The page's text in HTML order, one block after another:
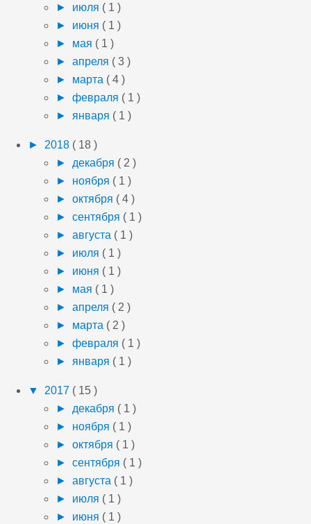
► июля ( 1 )
► июня ( 1 )
► мая ( 1 )
► апреля ( 3 )
► марта ( 4 )
► февраля ( 1 )
► января ( 1 )
► 2018 ( 18 )
► декабря ( 2 )
► ноября ( 1 )
► октября ( 4 )
► сентября ( 1 )
► августа ( 1 )
► июля ( 1 )
► июня ( 1 )
► мая ( 1 )
► апреля ( 2 )
► марта ( 2 )
► февраля ( 1 )
► января ( 1 )
▼ 2017 ( 15 )
► декабря ( 1 )
► ноября ( 1 )
► октября ( 1 )
► сентября ( 1 )
► августа ( 1 )
► июля ( 1 )
► июня ( 1 )